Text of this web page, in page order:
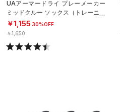
UAアーマードライ プレーメーカー
ミッドクルー ソックス（トレーニン
グ/UNISEX）
￥1,155 30%OFF
￥1,650